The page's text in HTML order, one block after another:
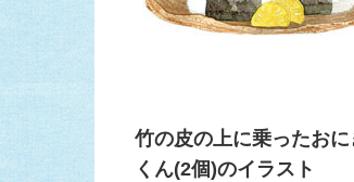
竹の皮の上に乗ったおに
くん(2個)のイラスト